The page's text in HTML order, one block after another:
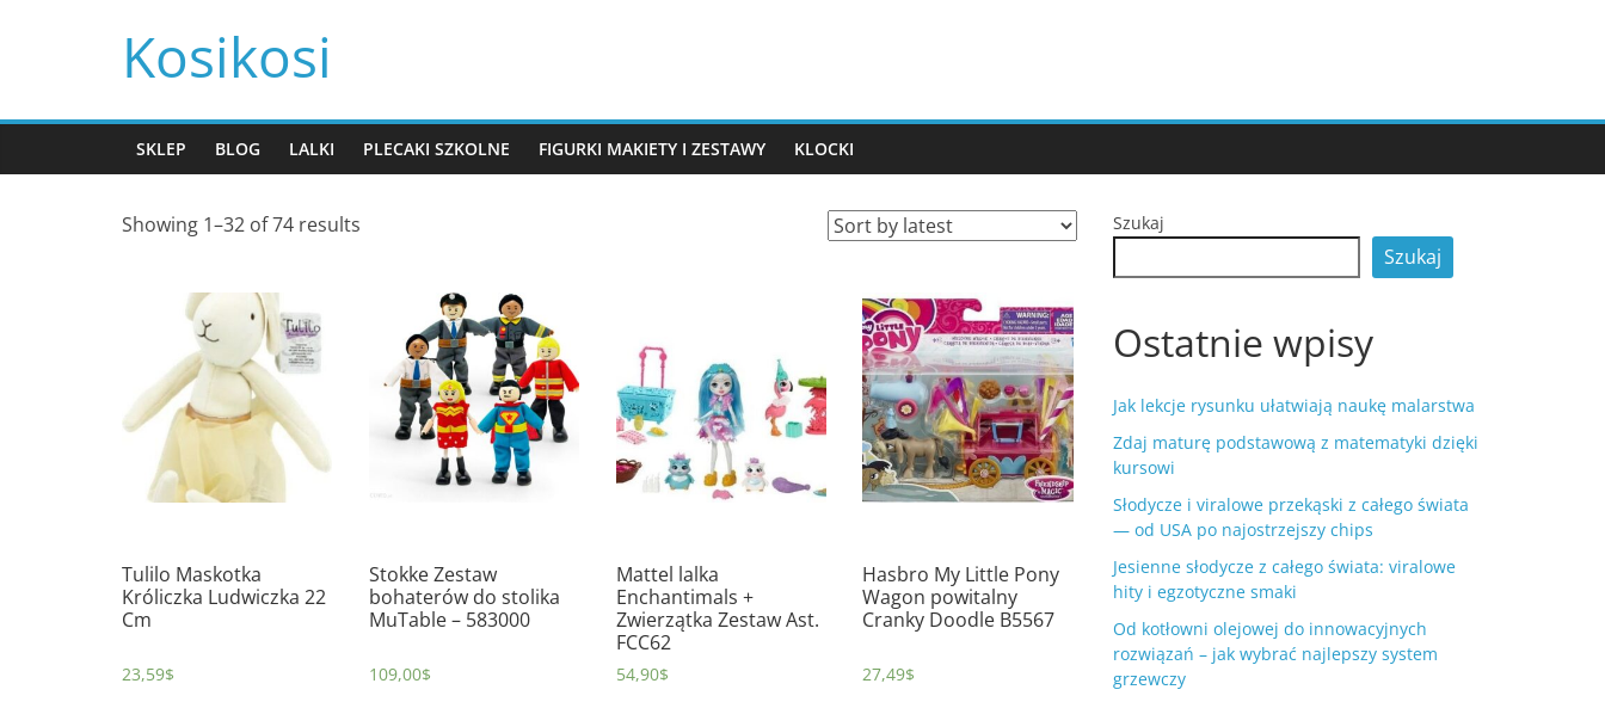
Kosikosi
SKLEP BLOG LALKI PLECAKI SZKOLNE FIGURKI MAKIETY I ZESTAWY KLOCKI
Showing 1–32 of 74 results
Tulilo Maskotka
Króliczka Ludwiczka 22
Cm
23,59$
Stokke Zestaw
bohaterów do stolika
MuTable – 583000
109,00$
Mattel lalka
Enchantimals +
Zwierzątka Zestaw Ast.
FCC62
54,90$
Hasbro My Little Pony
Wagon powitalny
Cranky Doodle B5567
27,49$
Szukaj
Szukaj
Ostatnie wpisy
Jak lekcje rysunku ułatwiają naukę malarstwa
Zdaj maturę podstawową z matematyki dzięki
kursowi
Słodycze i viralowe przekąski z całego świata
— od USA po najostrzejszy chips
Jesienne słodycze z całego świata: viralowe
hity i egzotyczne smaki
Od kotłowni olejowej do innowacyjnych
rozwiązań – jak wybrać najlepszy system
grzewczy